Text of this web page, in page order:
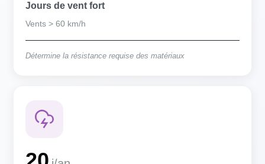
Jours de vent fort
Vents > 60 km/h
Détermine la résistance requise des matériaux